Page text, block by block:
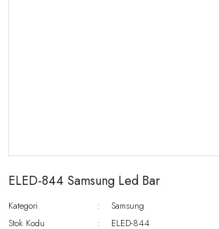
ELED-844 Samsung Led Bar
Kategori
Samsung
Stok Kodu
ELED-844